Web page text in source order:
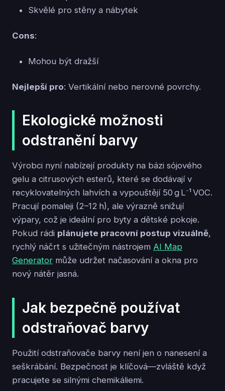
Skvělé pro stěny a nábytek
Cons:
Mohou být dražší
Nejlepší pro: Vertikální nebo nerovné povrchy.
Ekologické možnosti
odstranění barvy
Výrobci nyní nabízejí produkty na bázi sójového
gelu a citrusových esterů, které se dodávají v
recyklovatelných lahvích a vypouštějí 50 g L⁻¹ VOC.
Pracují pomaleji (2–12 h), ale výrazně snižují
výpary, což je ideální pro byty a dětské pokoje.
Pokud rádi plánujete pracovní postup vizuálně,
rychlý náčrt s užitečným nástrojem AI Map
Generator může udržet načasování a okna pro
nový nátěr jasná.
Jak bezpečně používat
odstraňovač barvy
Použití odstraňovače barvy není jen o nanesení a
seškrábání. Bezpečnost je klíčová—zvláště když
pracujete se silnými chemikáliemi.